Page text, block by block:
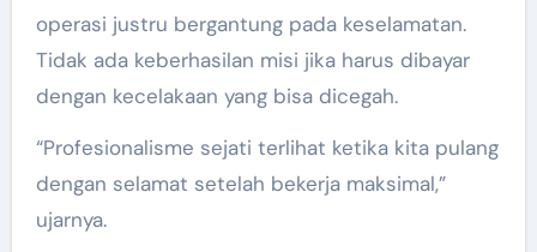
operasi justru bergantung pada keselamatan.
Tidak ada keberhasilan misi jika harus dibayar
dengan kecelakaan yang bisa dicegah.
“Profesionalisme sejati terlihat ketika kita pulang
dengan selamat setelah bekerja maksimal,”
ujarnya.